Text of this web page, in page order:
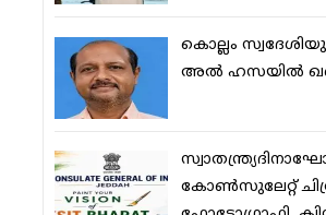
കൊല്ലം
അല്‍ ഹസയില്‍
കോണ്‍സുലേറ്റ്